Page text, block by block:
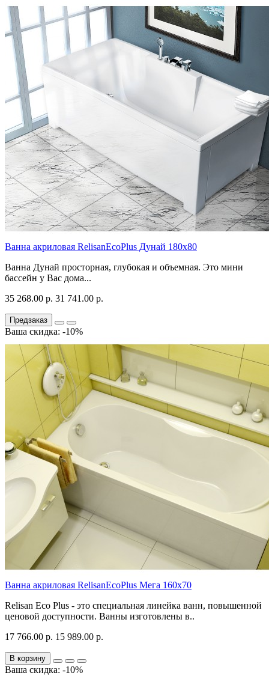
Ванна акриловая RelisanEcoPlus Дунай 180х80
Ванна Дунай просторная, глубокая и объемная. Это мини
бассейн у Вас дома...
35 268.00 р. 31 741.00 р.
Предзаказ
Ваша скидка: -10%
Ванна акриловая RelisanEcoPlus Мега 160х70
Relisan Eco Plus - это специальная линейка ванн, повышенной
ценовой доступности. Ванны изготовлены в..
17 766.00 р. 15 989.00 р.
В корзину
Ваша скидка: -10%